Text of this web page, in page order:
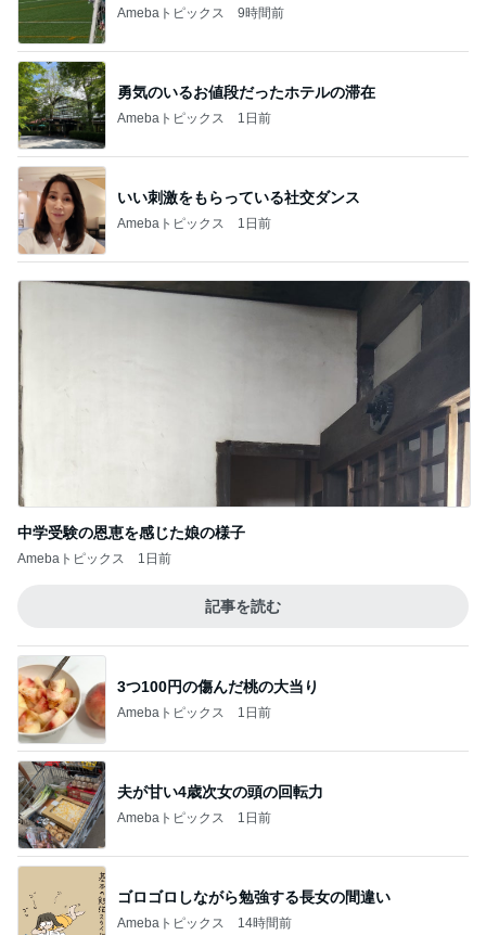
Amebaトピックス 9時間前
勇気のいるお値段だったホテルの滞在
Amebaトピックス 1日前
いい刺激をもらっている社交ダンス
Amebaトピックス 1日前
中学受験の恩恵を感じた娘の様子
Amebaトピックス 1日前
記事を読む
3つ100円の傷んだ桃の大当り
Amebaトピックス 1日前
夫が甘い4歳次女の頭の回転力
Amebaトピックス 1日前
ゴロゴロしながら勉強する長女の間違い
Amebaトピックス 14時間前